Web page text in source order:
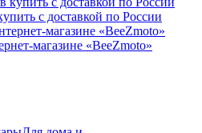
с доставкой по России
магазине «BeeZmoto»